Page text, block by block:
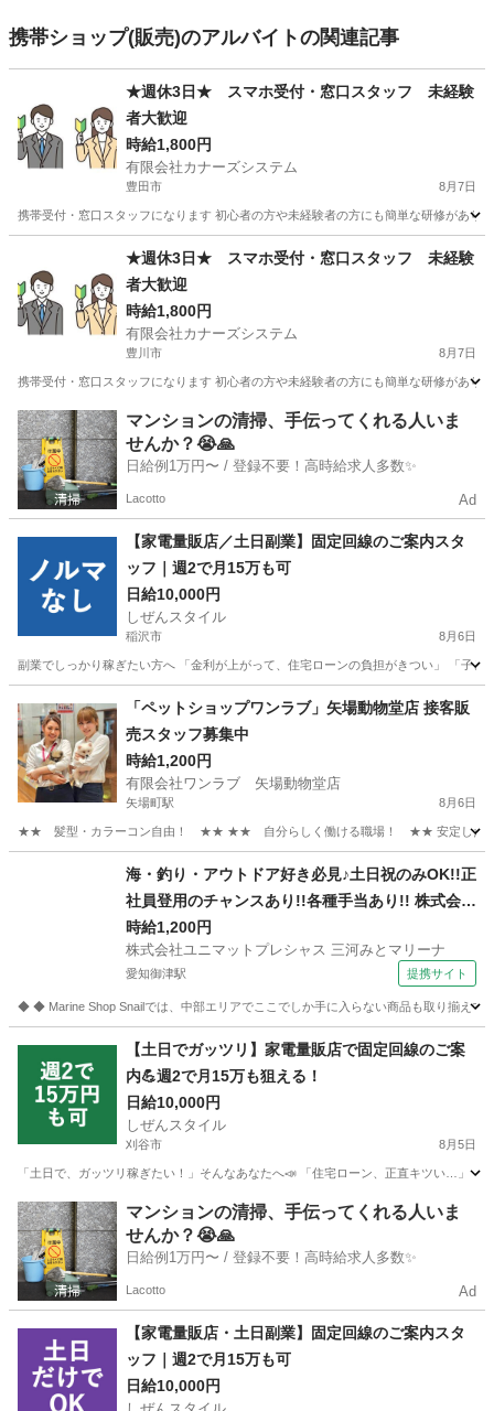
携帯ショップ(販売)のアルバイトの関連記事
★週休3日★ スマホ受付・窓口スタッフ 未経験
者大歓迎
時給1,800円
有限会社カナーズシステム
豊田市 8月7日
携帯受付・窓口スタッフになります 初心者の方や未経験者の方にも簡単な研修があ
携帯ショップ スタッフ
★週休3日★ スマホ受付・窓口スタッフ 未経験
者大歓迎
時給1,800円
有限会社カナーズシステム
豊川市 8月7日
携帯受付・窓口スタッフになります 初心者の方や未経験者の方にも簡単な研修があ
愛知 豊川市 携帯ショップ スタッフ
マンションの清掃、手伝ってくれる人いま
せんか？😭🙏
日給例1万円〜 / 登録不要！高時給求人多数✨
Lacotto Ad
【家電量販店／土日副業】固定回線のご案内スタ
ッフ｜週2で月15万も可
日給10,000円
しぜんスタイル
稲沢市 8月6日
副業でしっかり稼ぎたい方へ 「金利が上がって、住宅ローンの負担がきつい」 「子
家電量販店 スタッフ
「ペットショップワンラブ」矢場動物堂店 接客販
売スタッフ募集中
時給1,200円
有限会社ワンラブ 矢場動物堂店
矢場町駅 8月6日
★★ 髪型・カラーコン自由！ ★★ ★★ 自分らしく働ける職場！ ★★ 安定した会社で
矢場町駅 その他 動物
海・釣り・アウトドア好き必見♪土日祝のみOK!!正
社員登用のチャンスあり!!各種手当あり!! 株式会社
ユニマットプレシャス 三河みとマリーナ スポーツ
用品販売スタッフ
時給1,200円
株式会社ユニマットプレシャス 三河みとマリーナ
愛知御津駅 提携サイト
◆ ◆ Marine Shop Snailでは、中部エリアでここでしか手に入らない商品も取り揃えて
愛知御津駅 その他
【土日でガッツリ】家電量販店で固定回線のご案
内💪週2で月15万も狙える！
日給10,000円
しぜんスタイル
刈谷市 8月5日
「土日で、ガッツリ稼ぎたい！」そんなあなたへ📣 「住宅ローン、正直キツい…」
愛知 刈谷市 家電量販店 フルコミ
マンションの清掃、手伝ってくれる人いま
せんか？😭🙏
日給例1万円〜 / 登録不要！高時給求人多数✨
Lacotto Ad
【家電量販店・土日副業】固定回線のご案内スタ
ッフ｜週2で月15万も可
日給10,000円